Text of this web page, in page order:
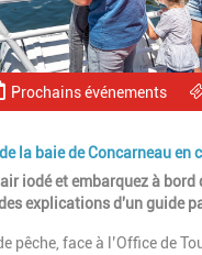
Prochains événements
la baie de Concarneau en
iodé et embarquez à
explications d'un guide
pêche, face à l’Office de